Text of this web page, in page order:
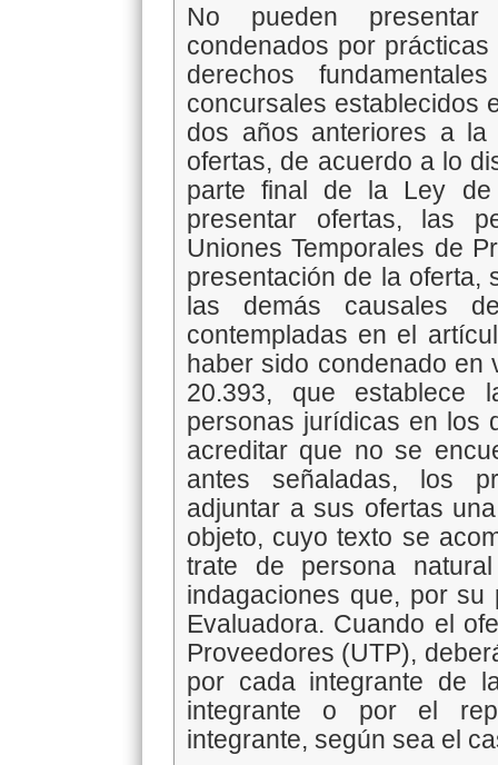
No pueden
condenados por
derechos
concursales establecidos
dos años anteriores a
ofertas, de acuerdo a lo
parte final de la Ley de
presentar ofertas, las
Uniones Temporales de
presentación de la oferta,
las demás causales
contempladas en el
haber sido condenado en
20.393, que establece
personas jurídicas en los
acreditar que no se
antes señaladas, los
adjuntar a sus ofertas
objeto, cuyo texto se
trate de persona
indagaciones que, por su
Evaluadora. Cuando el
Proveedores (UTP),
por cada integrante de
integrante o por el
integrante, según sea el